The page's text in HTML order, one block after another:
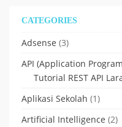
CATEGORIES
Adsense (3)
API (Application
Tutorial REST API
Aplikasi Sekolah (1)
Artificial Intelligence (2)